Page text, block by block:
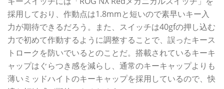
採用しており、作動点は1.8mmと短いので素早いキー入
力が期待できるだろう。また、スイッチは40gfの押し込む
力で初めて作動するように調整することで、誤ったキース
トロークを防いでいるとのことだ。搭載されているキーキ
ャップはぐらつき感を減らし、通常のキーキャップよりも
薄いミッドハイトのキーキャップを採用しているので、快